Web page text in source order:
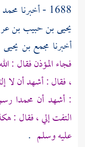
1688 - أخبرنا
يحيى بن حبيب بن
أخبرنا مجمع بن يحيى
فجاء المؤذن فقال :
، فقال : أشهد أن لا
: أشهد أن محمدا
التفت إلي ، فقال :
عليه وسلم .